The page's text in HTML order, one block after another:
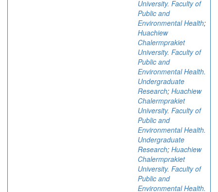
University. Faculty of
Public and
Environmental Health;
Huachiew
Chalermprakiet
University. Faculty of
Public and
Environmental Health.
Undergraduate
Research; Huachiew
Chalermprakiet
University. Faculty of
Public and
Environmental Health.
Undergraduate
Research; Huachiew
Chalermprakiet
University. Faculty of
Public and
Environmental Health.